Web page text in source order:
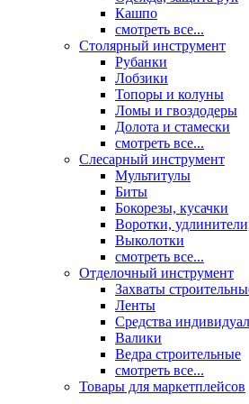
Кашпо
смотреть все...
Столярный инструмент
Рубанки
Лобзики
Топоры и колуны
Ломы и гвоздодеры
Долота и стамески
смотреть все...
Слесарный инструмент
Мультитулы
Биты
Бокорезы, кусачки
Воротки,
Выколотки
смотреть все...
Отделочный инструмент
Захваты
Ленты
Средства
Валики
Ведра строительные
смотреть все...
Товары для маркетплейсов